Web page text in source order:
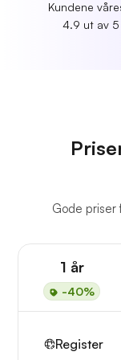
Kundene
4.9 ut av
Gode priser
1 år
-40%
Register